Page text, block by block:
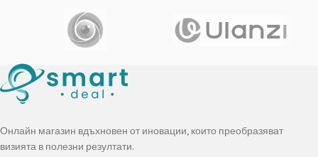
Онлайн магазин вдъхновен от иновации, които преобразяват
визията в полезни резултати.